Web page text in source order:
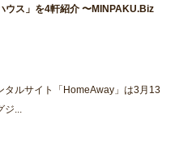
ウス」を4軒紹介 〜MINPAKU.Biz
タルサイト「HomeAway」は3月13
ジ...